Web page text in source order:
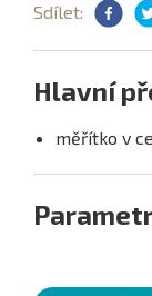
Sdílet:
Hlavní
měřítko v